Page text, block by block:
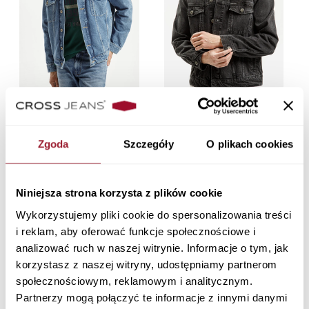
Zgoda Szczegóły O plikach cookies
Niniejsza strona korzysta z plików cookie
Wykorzystujemy pliki cookie do spersonalizowania treści
i reklam, aby oferować funkcje społecznościowe i
analizować ruch w naszej witrynie. Informacje o tym, jak
korzystasz z naszej witryny, udostępniamy partnerom
społecznościowym, reklamowym i analitycznym.
Partnerzy mogą połączyć te informacje z innymi danymi
Kurtka męska jeansowa
359,90 PLN
Kurtka męska jeansowa czarna
359,90 PLN